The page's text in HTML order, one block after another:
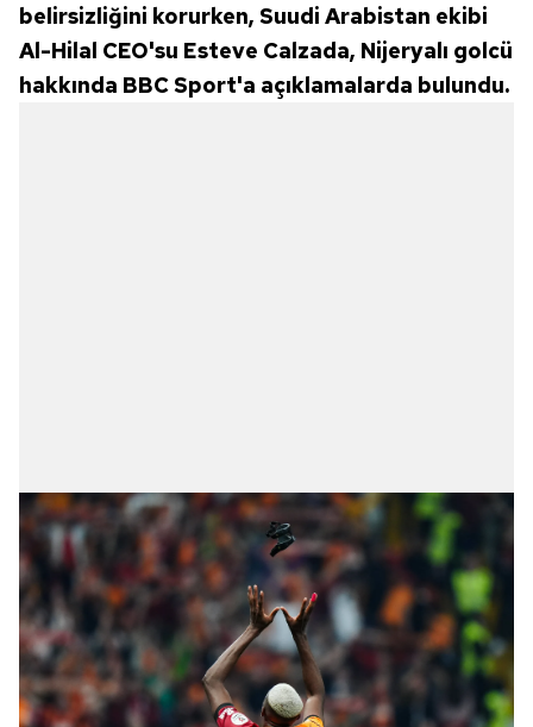
belirsizliğini korurken, Suudi Arabistan ekibi
Al-Hilal CEO'su Esteve Calzada, Nijeryalı golcü
hakkında BBC Sport'a açıklamalarda bulundu.